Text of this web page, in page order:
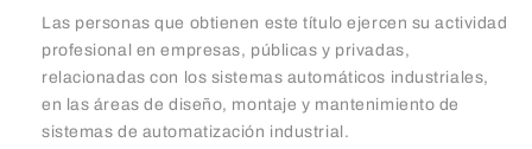
Las personas que obtienen este título ejercen su actividad
profesional en empresas, públicas y privadas,
relacionadas con los sistemas automáticos industriales,
en las áreas de diseño, montaje y mantenimiento de
sistemas de automatización industrial.